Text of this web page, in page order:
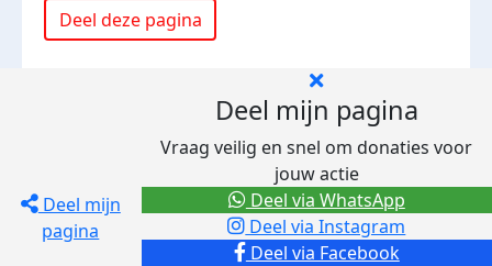
Deel deze pagina
Deel mijn
pagina
Deel mijn pagina
Vraag veilig en snel om donaties voor
jouw actie
Deel via Facebook
Deel via Instagram
Deel via WhatsApp